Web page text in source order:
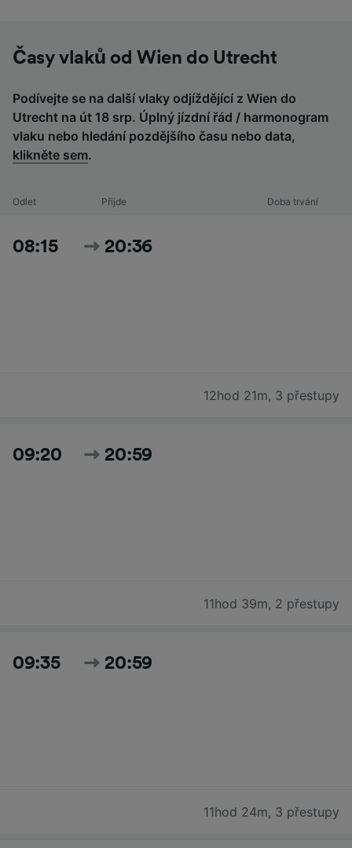
Časy vlaků od Wien do Utrecht
Podívejte se na další vlaky odjíždějící z Wien do
Utrecht na út 18 srp. Úplný jízdní řád / harmonogram
vlaku nebo hledání pozdějšího času nebo data,
klikněte sem.
Odlet Přijde Doba trvání
08:15 20:36
12hod 21m, 3 přestupy
09:20 20:59
11hod 39m, 2 přestupy
09:35 20:59
11hod 24m, 3 přestupy